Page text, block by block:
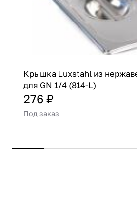
Крышка Luxstahl из
для GN 1/4 (814-L)
276 ₽
Под заказ